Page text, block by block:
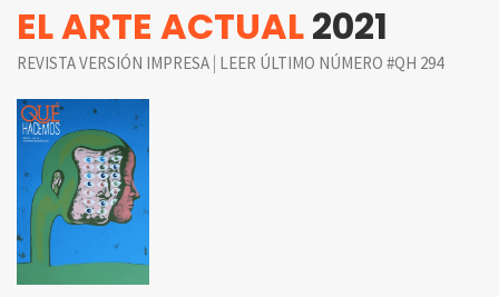
EL ARTE ACTUAL2021
REVISTA VERSIÓN IMPRESA | LEER ÚLTIMO NÚMERO #QH 294